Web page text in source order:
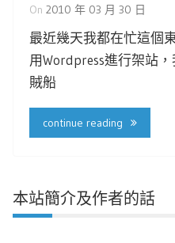
On 2010 年 03 月 30 日
最近幾天我都在忙這個
用Wordpress進行架站
賊船
continue reading
本站簡介及作者的話